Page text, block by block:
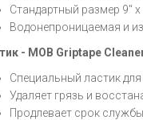
Стандартный размер 9" x
Водонепроницаемая и
- MOB Griptape
Специальный ластик
Удаляет грязь и
Продлевает срок